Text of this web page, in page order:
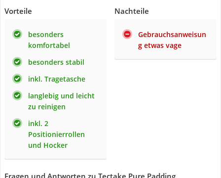
Vorteile
besonders
komfortabel
besonders stabil
inkl. Tragetasche
langlebig und leicht
zu reinigen
inkl. 2
Positionierrollen
und Hocker
Nachteile
Gebrauchsanweisun
g etwas vage
Fragen und Antworten zu Tectake Pure Padding